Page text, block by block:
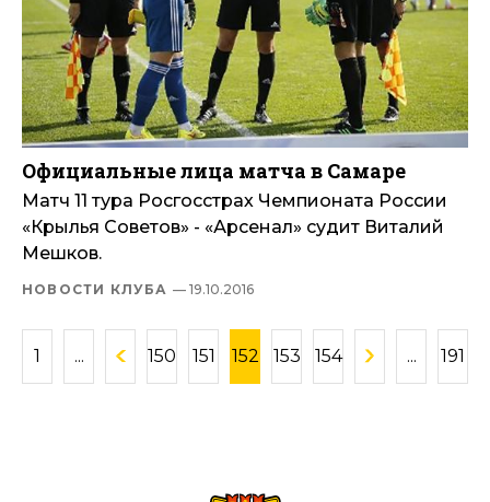
Официальные лица матча в Самаре
Матч 11 тура Росгосстрах Чемпионата России
«Крылья Советов» - «Арсенал» судит Виталий
Мешков.
НОВОСТИ КЛУБА — 19.10.2016
1 ... 150 151 152 153 154 ... 191